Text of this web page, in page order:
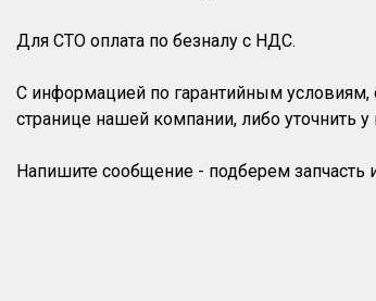
Для СТО оплата по безналу с НДС.
С информацией по гарантийным условиям,
странице нашей компании, либо уточнить